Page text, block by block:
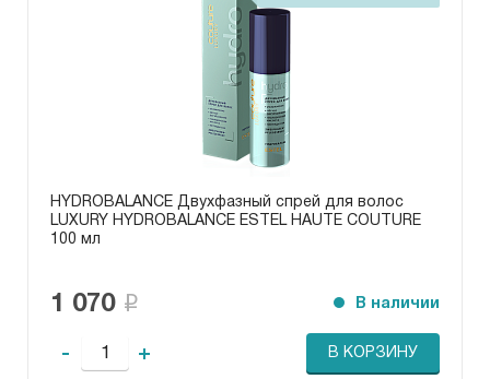
HYDROBALANCE Двухфазный спрей для волос
LUXURY HYDROBALANCE ESTEL HAUTE COUTURE
100 мл
1 070 В наличии
- + В КОРЗИНУ